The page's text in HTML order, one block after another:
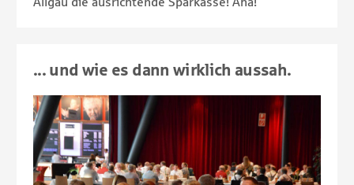
... und wie es dann wirklich aussah.